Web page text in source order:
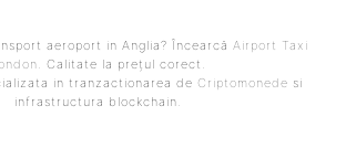
aeroport in Anglia? Încearcă Airport Taxi
. Calitate la prețul corect.
in tranzactionarea de Criptomonede si
infrastructura blockchain.